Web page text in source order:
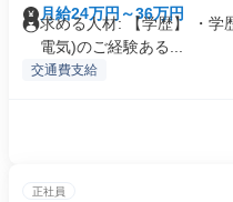
月給24万円～36万円
求める人材: 【学歴】 ・学
電気)のご経験ある...
交通費支給
正社員